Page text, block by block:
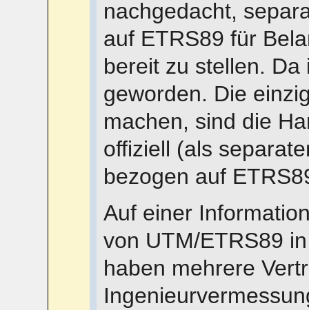
nachgedacht,
auf ETRS89 für
bereit zu stellen.
geworden. Die
machen, sind die
offiziell (als
bezogen auf
Auf einer
von UTM/ETRS89
haben mehrere